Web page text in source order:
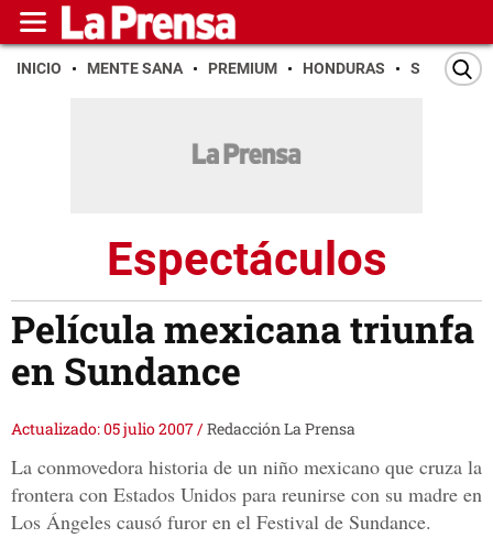
INICIO MENTE SANA PREMIUM HONDURAS SAN PEDRO
Espectáculos
Película mexicana triunfa
en Sundance
Actualizado: 05 julio 2007/Redacción La Prensa
La conmovedora historia de un niño mexicano que cruza la
frontera con Estados Unidos para reunirse con su madre en
Los Ángeles causó furor en el Festival de Sundance.